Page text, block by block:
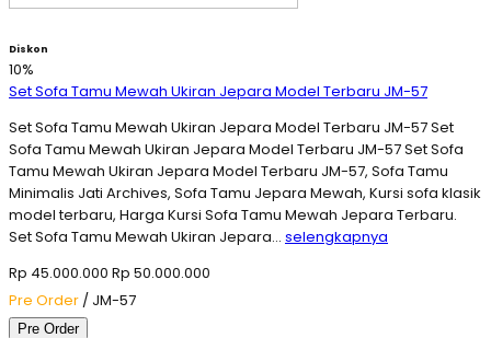
Diskon
10%
Set Sofa Tamu Mewah Ukiran Jepara Model Terbaru JM-57
Set Sofa Tamu Mewah Ukiran Jepara Model Terbaru JM-57 Set
Sofa Tamu Mewah Ukiran Jepara Model Terbaru JM-57 Set Sofa
Tamu Mewah Ukiran Jepara Model Terbaru JM-57, Sofa Tamu
Minimalis Jati Archives, Sofa Tamu Jepara Mewah, Kursi sofa klasik
model terbaru, Harga Kursi Sofa Tamu Mewah Jepara Terbaru.
Set Sofa Tamu Mewah Ukiran Jepara… selengkapnya
Rp 45.000.000 Rp 50.000.000
Pre Order / JM-57
Pre Order